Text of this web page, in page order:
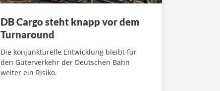
DB Cargo steht knapp vor dem
Turnaround
Die konjunkturelle Entwicklung bleibt für
den Güterverkehr der Deutschen Bahn
weiter ein Risiko.